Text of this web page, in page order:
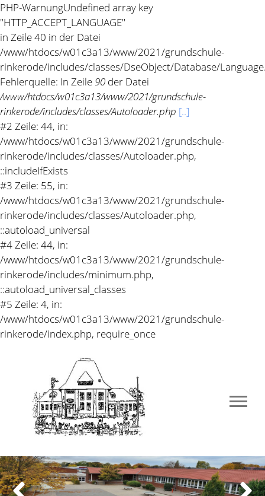
PHP-WarnungUndefined array key
"HTTP_ACCEPT_LANGUAGE"
in Zeile 40 in der Datei
/www/htdocs/w01c3a13/www/2021/grundschule-
rinkerode/includes/classes/DseObject/Database/
Fehlerquelle: In Zeile 90 der Datei
/www/htdocs/w01c3a13/www/2021/grundschule-
rinkerode/includes/classes/Autoloader.php [..]
#2 Zeile: 44, in:
/www/htdocs/w01c3a13/www/2021/grundschule-
rinkerode/includes/classes/Autoloader.php,
::includeIfExists
#3 Zeile: 55, in:
/www/htdocs/w01c3a13/www/2021/grundschule-
rinkerode/includes/classes/Autoloader.php,
::autoload_universal
#4 Zeile: 44, in:
/www/htdocs/w01c3a13/www/2021/grundschule-
rinkerode/includes/minimum.php,
::autoload_universal_classes
#5 Zeile: 4, in:
/www/htdocs/w01c3a13/www/2021/grundschule-
rinkerode/index.php, require_once